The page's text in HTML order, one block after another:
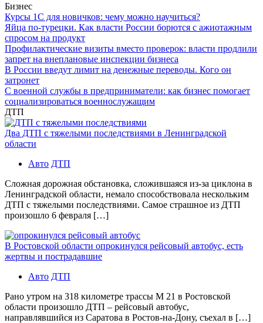
Бизнес
Курсы 1С для новичков: чему можно научиться?
Яйца по-турецки. Как власти России борются с ажиотажным
спросом на продукт
Профилактические визиты вместо проверок: власти продлили
запрет на внеплановые инспекции бизнеса
В России введут лимит на денежные переводы. Кого он
затронет
С военной службы в предприниматели: как бизнес помогает
социализироваться военнослужащим
ДТП
Два ДТП с тяжелыми последствиями в Ленинградской
области
Авто ДТП
Сложная дорожная обстановка, сложившаяся из-за циклона в
Ленинградской области, немало способствовала нескольким
ДТП с тяжелыми последствиями. Самое страшное из ДТП
произошло 6 февраля […]
В Ростовской области опрокинулся рейсовый автобус, есть
жертвы и пострадавшие
Авто ДТП
Рано утром на 318 километре трассы М 21 в Ростовской
области произошло ДТП – рейсовый автобус,
направлявшийся из Саратова в Ростов-на-Дону, съехал в […]